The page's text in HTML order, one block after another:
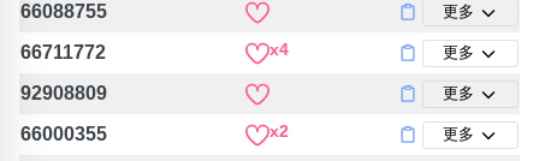
66088755 更多
66711772 x4 更多
92908809 更多
66000355 x2 更多